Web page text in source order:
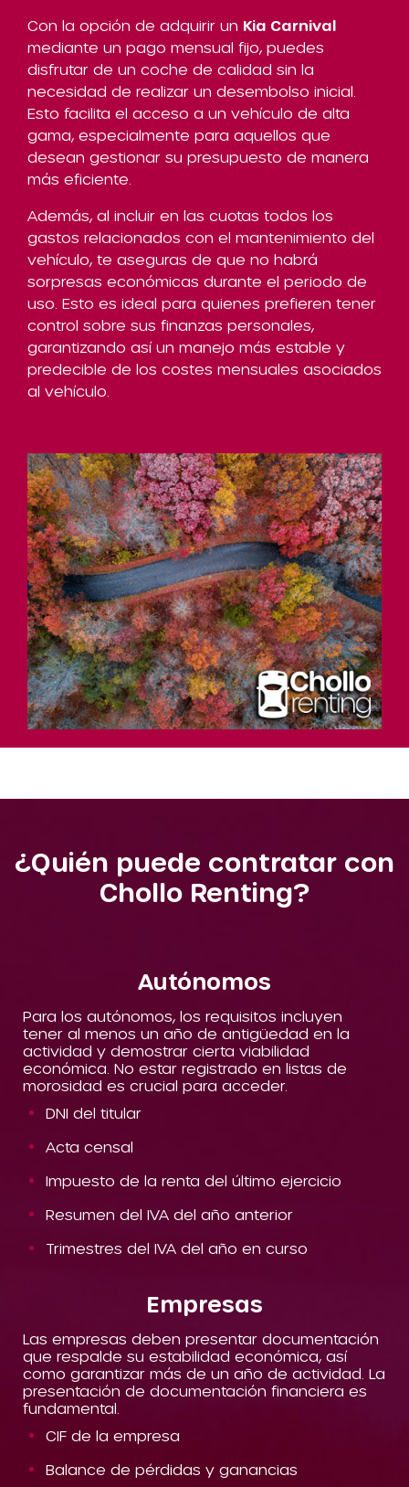
Con la opción de adquirir un Kia Carnival
mediante un pago mensual fijo, puedes
disfrutar de un coche de calidad sin la
necesidad de realizar un desembolso inicial.
Esto facilita el acceso a un vehículo de alta
gama, especialmente para aquellos que
desean gestionar su presupuesto de manera
más eficiente.
Además, al incluir en las cuotas todos los
gastos relacionados con el mantenimiento del
vehículo, te aseguras de que no habrá
sorpresas económicas durante el periodo de
uso. Esto es ideal para quienes prefieren tener
control sobre sus finanzas personales,
garantizando así un manejo más estable y
predecible de los costes mensuales asociados
al vehículo.
¿Quién puede contratar con
Chollo Renting?
Autónomos
Para los autónomos, los requisitos incluyen
tener al menos un año de antigüedad en la
actividad y demostrar cierta viabilidad
económica. No estar registrado en listas de
morosidad es crucial para acceder.
DNI del titular
Acta censal
Impuesto de la renta del último ejercicio
Resumen del IVA del año anterior
Trimestres del IVA del año en curso
Empresas
Las empresas deben presentar documentación
que respalde su estabilidad económica, así
como garantizar más de un año de actividad. La
presentación de documentación financiera es
fundamental.
CIF de la empresa
Balance de pérdidas y ganancias